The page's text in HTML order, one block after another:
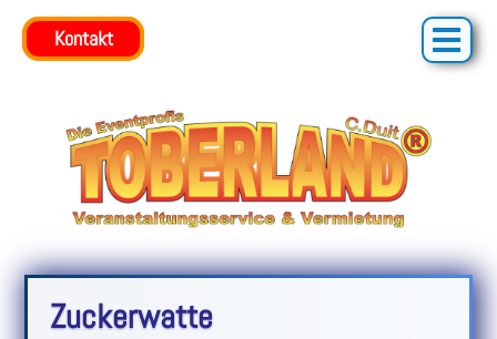
Kontakt
Zuckerwatte
Kontakt